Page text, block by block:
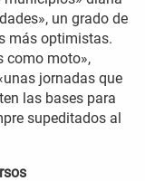
un grado de
más optimistas.
como moto»,
jornadas que
las bases para
supeditados al